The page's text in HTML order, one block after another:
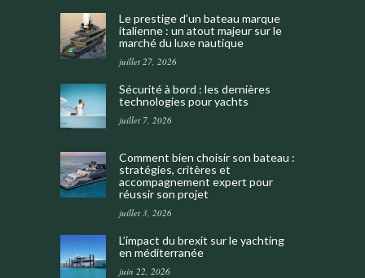
Le prestige d’un bateau marque
italienne : un atout majeur sur le
marché du luxe nautique
juillet 27, 2026
Sécurité à bord : les dernières
technologies pour yachts
juillet 7, 2026
Comment bien choisir son bateau :
stratégies, critères et
accompagnement expert pour
réussir son projet
juillet 3, 2026
L’impact du brexit sur le yachting
en méditerranée
juin 22, 2026